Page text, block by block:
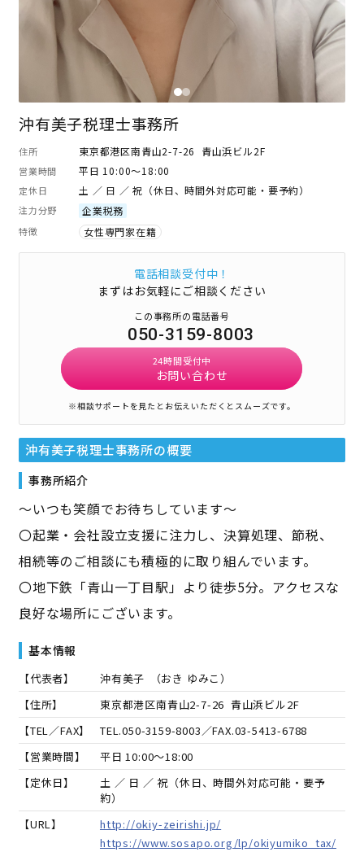
沖有美子税理士事務所
住所 東京都港区南青山2-7-26 青山浜ビル2F
営業時間 平日 10:00～18:00
定休日 土 ／ 日 ／ 祝（休日、時間外対応可能・要予約）
注力分野 企業税務
特徴 女性専門家在籍
電話相談受付中！
まずはお気軽にご相談ください
この事務所の電話番号
050-3159-8003
24時間受付中
お問い合わせ
※相談サポートを見たとお伝えいただくとスムーズです。
沖有美子税理士事務所の概要
事務所紹介
～いつも笑顔でお待ちしています～
〇起業・会社設立支援に注力し、決算処理、節税、
相続等のご相談にも積極的に取り組んでいます。
〇地下鉄「青山一丁目駅」より徒歩5分。アクセスな
良好な場所にございます。
基本情報
【代表者】 沖有美子 （おき ゆみこ）
【住所】
東京都港区南青山2-7-26 青山浜ビル2F
【TEL／FAX】
TEL.050-3159-8003／FAX.03-5413-6788
【営業時間】
平日 10:00～18:00
【定休日】
土 ／ 日 ／ 祝（休日、時間外対応可能・要予
約）
【URL】
http://okiy-zeirishi.jp/
https://www.sosapo.org/lp/okiyumiko_tax/